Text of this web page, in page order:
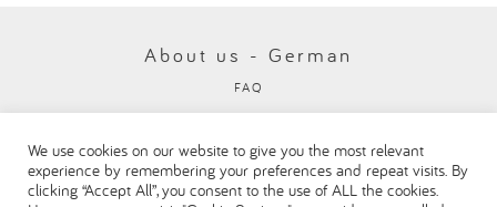
About us - German
FAQ
Visit our Danone corporate website
We use cookies on our website to give you the most relevant
experience by remembering your preferences and repeat visits. By
clicking “Accept All”, you consent to the use of ALL the cookies.